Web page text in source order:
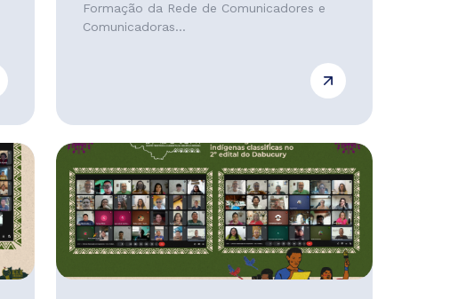
Formação da Rede de Comunicadores e
Comunicadoras...